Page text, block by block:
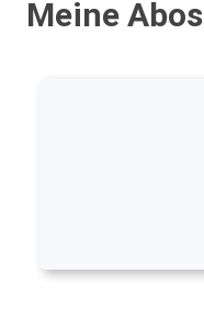
Meine Abos